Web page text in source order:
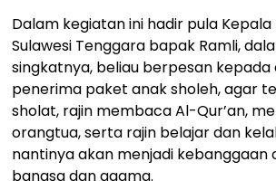
Dalam kegiatan ini hadir pula
Sulawesi Tenggara bapak Ramli,
singkatnya, beliau berpesan
penerima paket anak sholeh, agar
sholat, rajin membaca Al-Qur’an,
orangtua, serta rajin belajar dan
nantinya akan menjadi kebanggaan
bangsa dan agama.